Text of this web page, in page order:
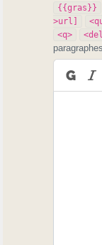
{{gras}}
>url]
<q>